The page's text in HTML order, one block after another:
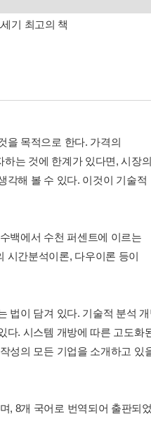
기 최고의 책
을 목적으로 한다. 가격의
는 것에 한계가 있다면, 시장의
각해 볼 수 있다. 이것이 기술적
백에서 수천 퍼센트에 이르는
시간분석이론, 다우이론 등이
법이 담겨 있다. 기술적 분석
다. 시스템 개방에 따른 고도화
성의 모든 기업을 소개하고 있
, 8개 국어로 번역되어 출판되